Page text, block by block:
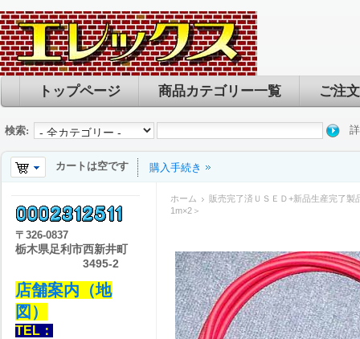
トップページ 商品カテゴリー一覧 ご注
検索:
カートは空です 購入手続き
ホーム
販売完了済ＵＳＥＤ+新品生産完了製
1m×2＞
〒 326-0837
栃木県足利市西新井町
3495-2
店舗案内（地
図）
TEL：